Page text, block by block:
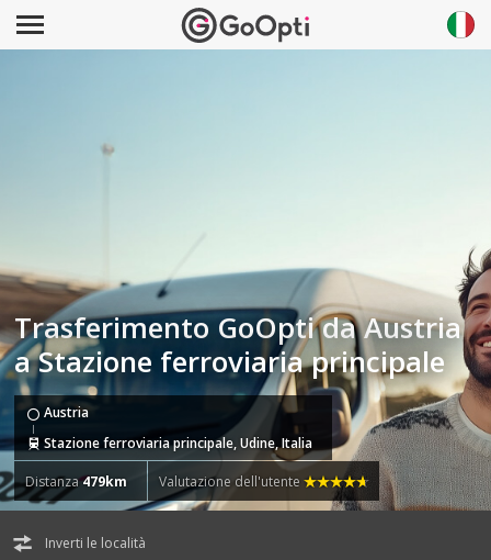
Trasferimento GoOpti da Austria
a Stazione ferroviaria principale
Austria
Stazione ferroviaria principale, Udine, Italia
Distanza479km Valutazione dell'utente
Inverti le località